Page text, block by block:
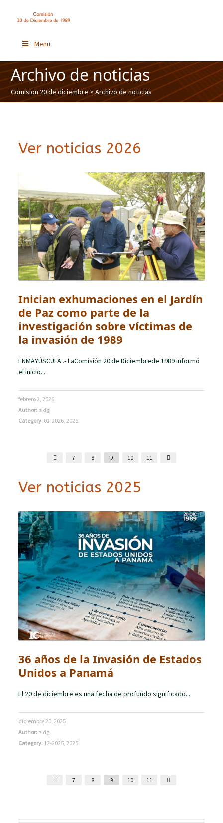
Menu
Archivo de noticias
Comision 20 de diciembre > Archivo de noticias
Ver noticias 2026
Inician exhumaciones en el Jardín
de Paz como parte de la
investigación sobre víctimas de
la invasión de 1989
ENMAYÚSCULA .- LaComisión 20 de Diciembrede 1989 informó
el inicio...
febrero 2, 2026
Author: a dg
Category: 02-2026 ,2026
7 8 9 10 11
Ver noticias 2025
36 años de la Invasión de Estados
Unidos a Panamá
El 20 de diciembre es una fecha de profundo significado...
diciembre 20, 2025
Author: a dg
Category: 12-2025 ,2025
7 8 9 10 11